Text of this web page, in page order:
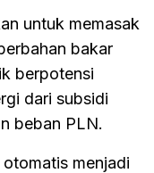
untuk memasak
bakar
berpotensi
dari subsidi
beban PLN.
menjadi